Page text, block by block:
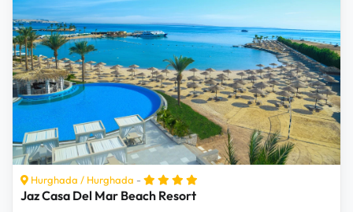
Hurghada / Hurghada -
Jaz Casa Del Mar Beach Resort